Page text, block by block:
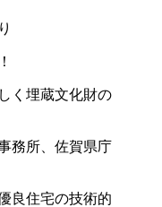
く埋蔵文化財の
務所、佐賀県庁
良住宅の技術的